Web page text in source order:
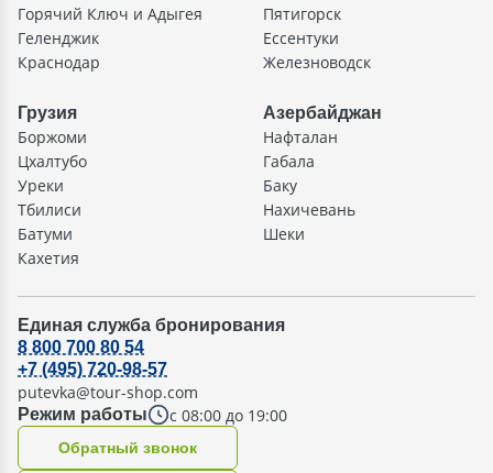
Горячий Ключ и Адыгея
Геленджик
Краснодар
Пятигорск
Ессентуки
Железноводск
Грузия
Боржоми
Цхалтубо
Уреки
Тбилиси
Батуми
Кахетия
Азербайджан
Нафталан
Габала
Баку
Нахичевань
Шеки
Единая служба бронирования
Режим работы с 08:00 до 19:00
8 800 700 80 54
+7 (495) 720-98-57
putevka@tour-shop.com
Oбратный звонок